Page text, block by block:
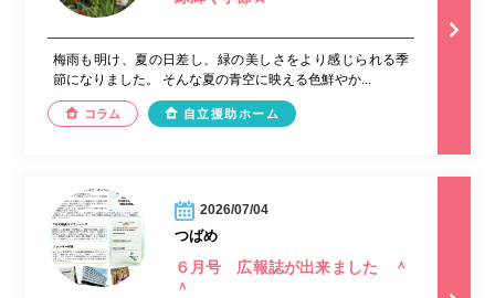
梅雨も明け、夏の日差し、緑の美しさをより感じられる季
節になりました。 そんな夏の青空に映える色鮮やか...
コラム 自立援助ホーム
2026/07/04
つばめ
６月号 広報誌が出来ました ＾
＾